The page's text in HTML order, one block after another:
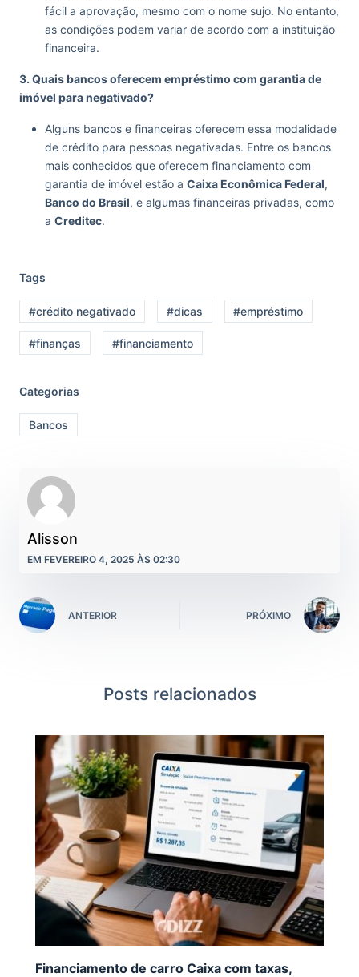
fácil a aprovação, mesmo com o nome sujo. No entanto,
as condições podem variar de acordo com a instituição
financeira.
3. Quais bancos oferecem empréstimo com garantia de
imóvel para negativado?
Alguns bancos e financeiras oferecem essa modalidade
de crédito para pessoas negativadas. Entre os bancos
mais conhecidos que oferecem financiamento com
garantia de imóvel estão a Caixa Econômica Federal,
Banco do Brasil, e algumas financeiras privadas, como
a Creditec.
Tags
#crédito negativado #dicas #empréstimo
#finanças #financiamento
Categorias
Bancos
Alisson
EM FEVEREIRO 4, 2025 ÀS 02:30
ANTERIOR PRÓXIMO
Posts relacionados
Financiamento de carro Caixa com taxas,